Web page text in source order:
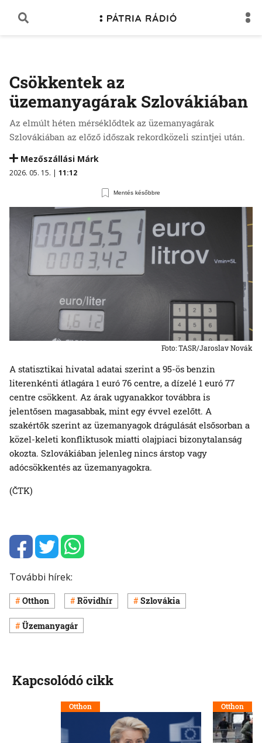
Csökkentek az
üzemanyagárak Szlovákiában
Az elmúlt héten mérséklődtek az üzemanyagárak
Szlovákiában az előző időszak rekordközeli szintjei után.
Mezőszállási Márk
2026. 05. 15. | 11:12
Mentés későbbre
Foto: TASR/Jaroslav Novák
A statisztikai hivatal adatai szerint a 95-ös benzin
literenkénti átlagára 1 euró 76 centre, a dízelé 1 euró 77
centre csökkent. Az árak ugyanakkor továbbra is
jelentősen magasabbak, mint egy évvel ezelőtt. A
szakértők szerint az üzemanyagok drágulását elsősorban a
közel-keleti konfliktusok miatti olajpiaci bizonytalanság
okozta. Szlovákiában jelenleg nincs árstop vagy
adócsökkentés az üzemanyagokra.
(ČTK)
További hírek:
Otthon Rövidhír Szlovákia
Üzemanyagár
Kapcsolódó cikk
Otthon Otthon